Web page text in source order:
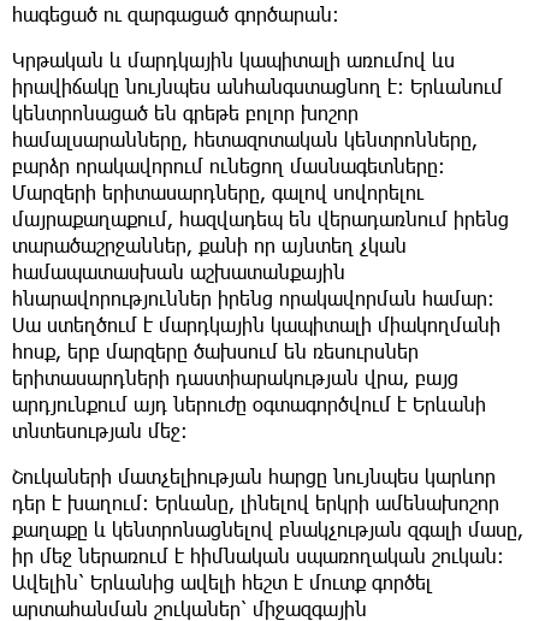
հագեցած ու զարգացած գործարան:
Կրթական և մարդկային կապիտալի առումով ևս
իրավիճակը նույնպես անհանգստացնող է։ Երևանում
կենտրոնացած են գրեթե բոլոր խոշոր
համալսարանները, հետազոտական կենտրոնները,
բարձր որակավորում ունեցող մասնագետները։
Մարզերի երիտասարդները, գալով սովորելու
մայրաքաղաքում, հազվադեպ են վերադառնում իրենց
տարածաշրջաններ, քանի որ այնտեղ չկան
համապատասխան աշխատանքային
հնարավորություններ իրենց որակավորման համար։
Սա ստեղծում է մարդկային կապիտալի միակողմանի
հոսք, երբ մարզերը ծախսում են ռեսուրսներ
երիտասարդների դաստիարակության վրա, բայց
արդյունքում այդ ներուժը օգտագործվում է Երևանի
տնտեսության մեջ։
Շուկաների մատչելիության հարցը նույնպես կարևոր
դեր է խաղում։ Երևանը, լինելով երկրի ամենախոշոր
քաղաքը և կենտրոնացնելով բնակչության զգալի մասը,
իր մեջ ներառում է հիմնական սպառողական շուկան։
Ավելին՝ Երևանից ավելի հեշտ է մուտք գործել
արտահանման շուկաներ՝ միջազգային